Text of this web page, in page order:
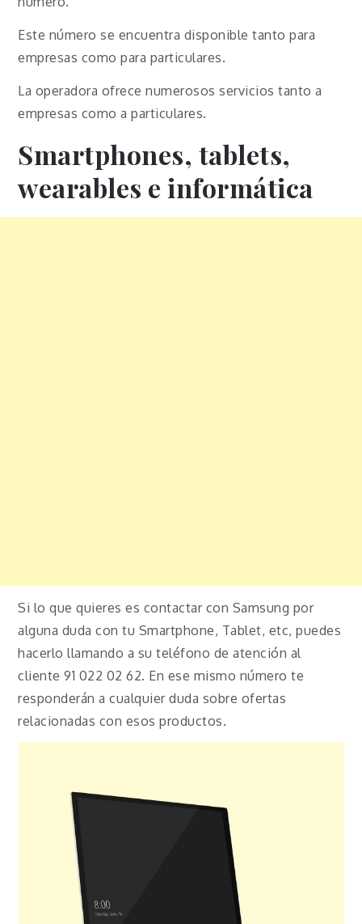
Este número se encuentra disponible tanto para
empresas como para particulares.
La operadora ofrece numerosos servicios tanto a
empresas como a particulares.
Smartphones, tablets,
wearables e informática
Si lo que quieres es contactar con Samsung por
alguna duda con tu Smartphone, Tablet, etc, puedes
hacerlo llamando a su teléfono de atención al
cliente 91 022 02 62. En ese mismo número te
responderán a cualquier duda sobre ofertas
relacionadas con esos productos.